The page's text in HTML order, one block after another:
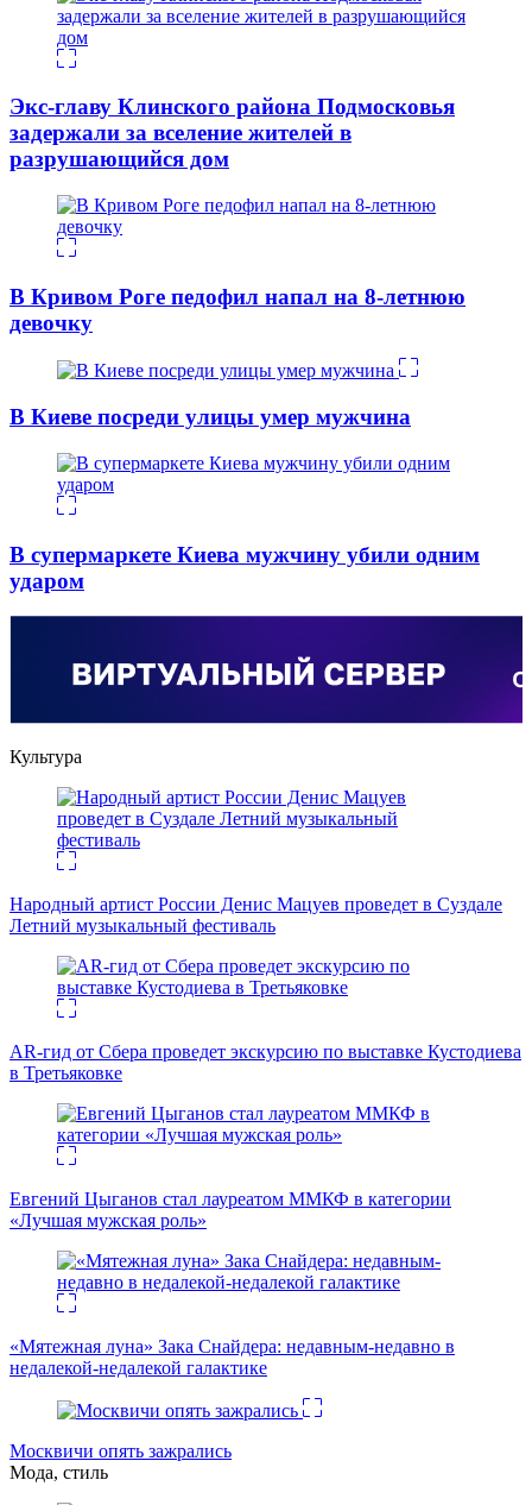
Экс-главу Клинского района Подмосковья
задержали за вселение жителей в
разрушающийся дом
В Кривом Роге педофил напал на 8-летнюю
девочку
В Киеве посреди улицы умер мужчина
В супермаркете Киева мужчину убили одним
ударом
Культура
Народный артист России Денис Мацуев проведет в Суздале
Летний музыкальный фестиваль
AR-гид от Сбера проведет экскурсию по выставке Кустодиева
в Третьяковке
Евгений Цыганов стал лауреатом ММКФ в категории
«Лучшая мужская роль»
«Мятежная луна» Зака Снайдера: недавным-недавно в
недалекой-недалекой галактике
Москвичи опять зажрались
Мода, стиль